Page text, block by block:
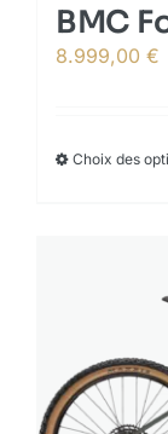
BMC
8.999,00 €
Choix des